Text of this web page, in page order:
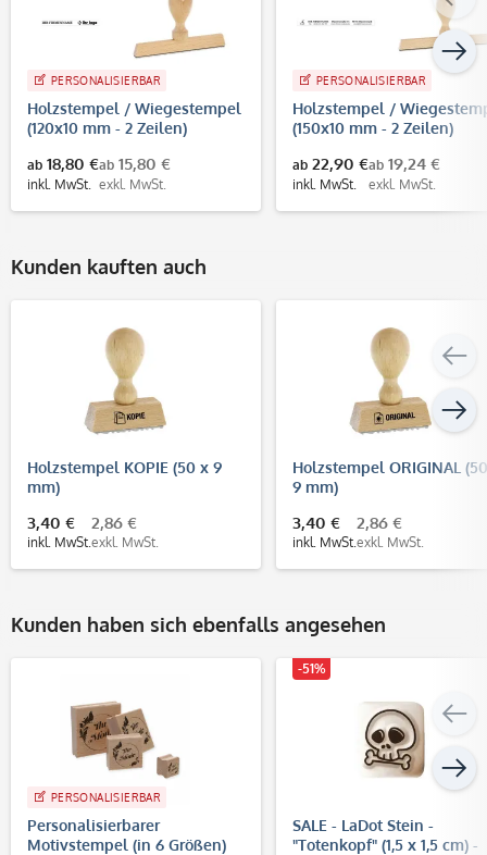
PERSONALISIERBAR
Holzstempel / Wiegestempel
(120x10 mm - 2 Zeilen)
ab 18,80 €
inkl. MwSt.
ab 15,80 €
exkl. MwSt.
PERSONALISIERBAR
Holzstempel /
(150x10 mm - 2 Zeilen)
ab 22,90 €
inkl. MwSt.
ab 19,24 €
exkl. MwSt.
Kunden kauften auch
Holzstempel KOPIE (50 x 9
mm)
3,40 €
inkl. MwSt.
2,86 €
exkl. MwSt.
Holzstempel ORIGINAL
9 mm)
3,40 €
inkl. MwSt.
2,86 €
exkl. MwSt.
Kunden haben sich ebenfalls angesehen
PERSONALISIERBAR
Personalisierbarer
Motivstempel (in 6 Größen)
-51%
SALE - LaDot Stein -
"Totenkopf" (1,5 x 1,5 cm) -